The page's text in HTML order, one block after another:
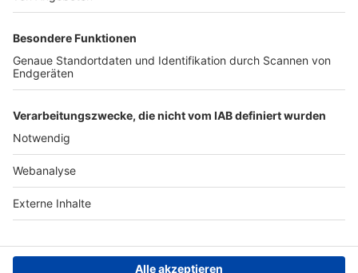
TOP-PARTNER
Nutzungsbedingungen Datenschutz Impressum